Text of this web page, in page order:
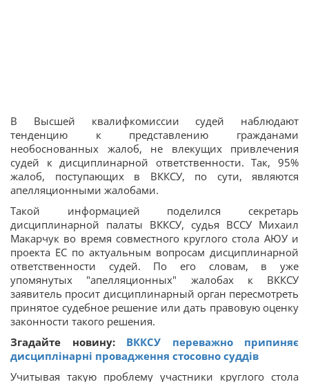
В Высшей квалифкомиссии судей наблюдают
тенденцию к представлению гражданами
необоснованных жалоб, не влекущих привлечения
судей к дисциплинарной ответственности. Так, 95%
жалоб, поступающих в ВККСУ, по сути, являются
апелляционными жалобами.
Такой информацией поделился секретарь
дисциплинарной палаты ВККСУ, судья ВССУ Михаил
Макарчук во время совместного круглого стола АЮУ и
проекта ЕС по актуальным вопросам дисциплинарной
ответственности судей. По его словам, в уже
упомянутых "апелляционных" жалобах к ВККСУ
заявитель просит дисциплинарный орган пересмотреть
принятое судебное решение или дать правовую оценку
законности такого решения.
Згадайте новину: ВККСУ переважно припиняє
дисциплінарні провадження стосовно суддів
Учитывая такую ​​проблему участники круглого стола